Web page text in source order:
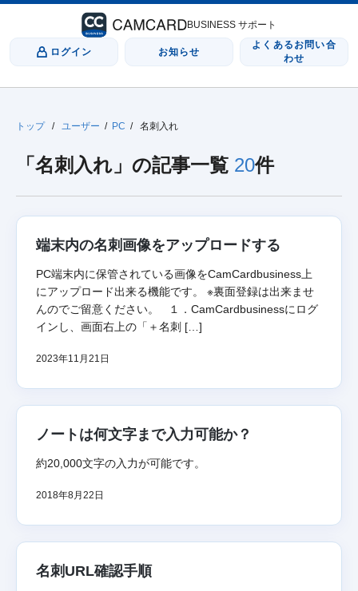
BUSINESS サポート
ログイン お知らせ
よくあるお問い合
わせ
トップ / ユーザー / PC / 名刺入れ
「名刺入れ」の記事一覧 20件
端末内の名刺画像をアップロードする
PC端末内に保管されている画像をCamCardbusiness上
にアップロード出来る機能です。 ※裏面登録は出来ませ
んのでご留意ください。 １．CamCardbusinessにログ
インし、画面右上の「＋名刺 […]
2023年11月21日
ノートは何文字まで入力可能か？
約20,000文字の入力が可能です。
2018年8月22日
名刺URL確認手順